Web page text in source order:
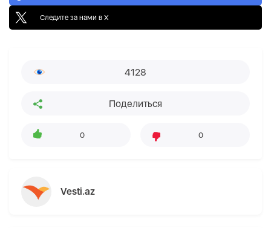
Следите за нами в X
4128
Поделиться
0 0
Vesti.az